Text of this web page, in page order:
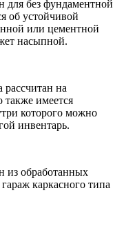
для без фундаментной
об устойчивой
или цементной
насыпной.
на
также имеется
которого можно
инвентарь.
из обработанных
каркасного типа